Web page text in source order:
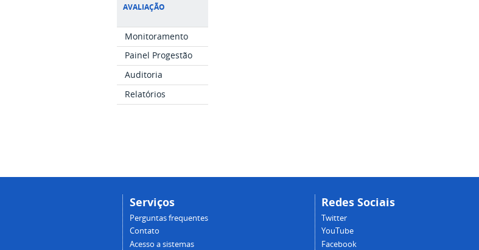
AVALIAÇÃO
Monitoramento
Painel Progestão
Auditoria
Relatórios
Serviços
Perguntas frequentes
Contato
Acesso a sistemas
Redes Sociais
Twitter
YouTube
Facebook